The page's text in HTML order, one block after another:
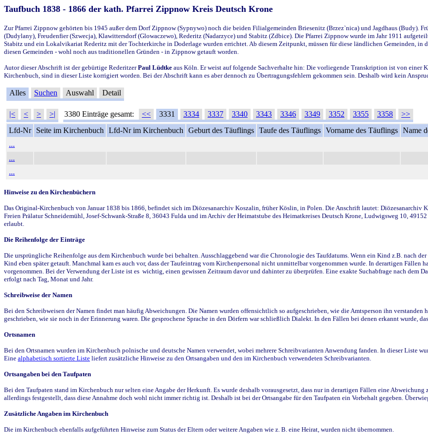
Taufbuch 1838 - 1866 der kath. Pfarrei Zippnow Kreis Deutsch Krone
Zur Pfarrei Zippnow gehörten bis 1945 außer dem Dorf Zippnow (Sypnywo) noch die beiden Filialgemeinden Briesenitz (Brzez`nica) und Jagdhaus (Budy).
(Dudylany), Freudenfier (Szwecja), Klawittersdorf (Glowaczewo), Rederitz (Nadarzyce) und Stabitz (Zdbice). Die Pfarrei Zippnow wurde im Jahr 1911
Stabitz und ein Lokalvikariat Rederitz mit der Tochterkirche in Doderlage wurden errichtet. Ab diesem Zeitpunkt, müssen für diese ländlichen Gemeinden, in
diesen Gemeinden - wohl noch aus traditionellen Gründen - in Zippnow getauft worden.
Autor dieser Abschrift ist der gebürtige RederitzerPaul Lüdtke aus Köln. Er weist auf folgende Sachverhalte hin: Die vorliegende Transkription ist von einer
Kirchenbuch, sind in dieser Liste korrigiert worden. Bei der Abschrift kann es aber dennoch zu Übertragungsfehlern gekommen sein. Deshalb wird kein
Alles Suchen Auswahl Detail
|< < > >| 3380 Einträge gesamt: << 3331 3334 3337 3340 3343 3346 3349 3352 3355 3358
>>
Lfd-Nr
Seite im Kirchenbuch Lfd-Nr im Kirchenbuch Geburt des Täuflings Taufe des Täuflings Vorname des Täuflings Name
...
...
...
Hinweise zu den Kirchenbüchern
Das Original-Kirchenbuch von Januar 1838 bis 1866, befindet sich im Diözesanarchiv Koszalin, früher Köslin, in Polen. Die Anschrift lautet: Diözesanarchiv
Freien Prälatur Schneidemühl, Josef-Schwank-Straße 8, 36043 Fulda und im Archiv der Heimatstube des Heimatkreises Deutsch Krone, Ludwigsweg 10,
erlaubt.
Die Reihenfolge der Einträge
Die ursprüngliche Reihenfolge aus dem Kirchenbuch wurde bei behalten. Ausschlaggebend war die Chronologie des Taufdatums. Wenn ein Kind z.B. nach
Kind eben später getauft. Manchmal kam es auch vor, dass der Taufeintrag vom Kirchenpersonal nicht unmittelbar vorgenommen wurde. In derartigen Fällen
vorgenommen. Bei der Verwendung der Liste ist es wichtig, einen gewissen Zeitraum davor und dahinter zu überprüfen. Eine exakte Suchabfrage nach dem
erfolgt nach Tag, Monat und Jahr.
Schreibweise der Namen
Bei den Schreibweisen der Namen findet man häufig Abweichungen. Die Namen wurden offensichtlich so aufgeschrieben, wie die Amtsperson ihn verstanden
geschrieben, wie sie noch in der Erinnerung waren. Die gesprochene Sprache in den Dörfern war schließlich Dialekt. In den Fällen bei denen erkannt wurde,
Ortsnamen
Bei den Ortsnamen wurden im Kirchenbuch polnische und deutsche Namen verwendet, wobei mehrere Schreibvarianten Anwendung fanden. In dieser Liste
Eine alphabetisch sortierte Liste liefert zusätzliche Hinweise zu den Ortsangaben und den im Kirchenbuch verwendeten Schreibvarianten.
Ortsangaben bei den Taufpaten
Bei den Taufpaten stand im Kirchenbuch nur selten eine Angabe der Herkunft. Es wurde deshalb vorausgesetzt, dass nur in derartigen Fällen eine
allerdings festgestellt, dass diese Annahme doch wohl nicht immer richtig ist. Deshalb ist bei der Ortsangabe für den Taufpaten ein Vorbehalt gegeben.
Zusätzliche Angaben im Kirchenbuch
Die im Kirchenbuch ebenfalls aufgeführten Hinweise zum Status der Eltern oder weitere Angaben wie z. B. eine Heirat, wurden nicht übernommen.